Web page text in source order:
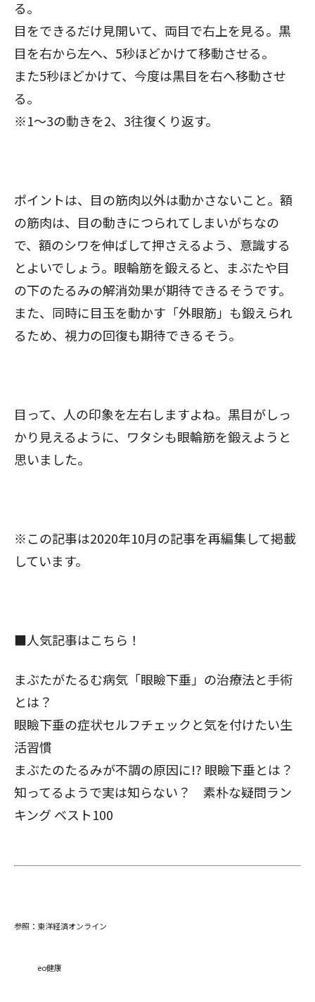
る。
目をできるだけ見開いて、両目で右上を見る。黒
目を右から左へ、5秒ほどかけて移動させる。
また5秒ほどかけて、今度は黒目を右へ移動させ
る。
※1～3の動きを2、3往復くり返す。
ポイントは、目の筋肉以外は動かさないこと。額
の筋肉は、目の動きにつられてしまいがちなの
で、額のシワを伸ばして押さえるよう、意識する
とよいでしょう。眼輪筋を鍛えると、まぶたや目
の下のたるみの解消効果が期待できるそうです。
また、同時に目玉を動かす「外眼筋」も鍛えられ
るため、視力の回復も期待できるそう。
目って、人の印象を左右しますよね。黒目がしっ
かり見えるように、ワタシも眼輪筋を鍛えようと
思いました。
※この記事は2020年10月の記事を再編集して掲載
しています。
■人気記事はこちら！
まぶたがたるむ病気「眼瞼下垂」の治療法と手術
とは？
眼瞼下垂の症状セルフチェックと気を付けたい生
活習慣
まぶたのたるみが不調の原因に!? 眼瞼下垂とは？
知ってるようで実は知らない？ 素朴な疑問ラン
キング ベスト100
参照： 東洋経済オンライン
eo健康